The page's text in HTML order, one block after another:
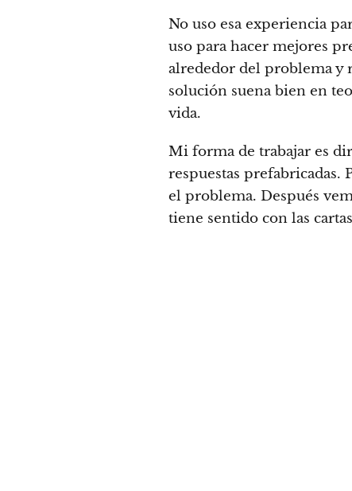
No uso esa experiencia
uso para hacer mejores
alrededor del problema y
solución suena bien en
vida.
Mi forma de trabajar es
respuestas prefabricadas.
el problema. Después
tiene sentido con las